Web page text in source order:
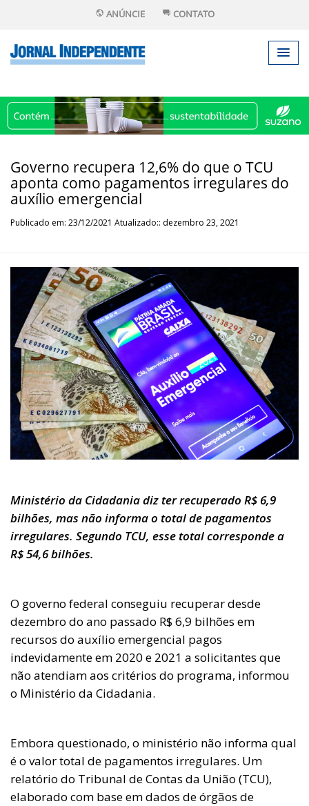
ANÚNCIE CONTATO
Governo recupera 12,6% do que o TCU
aponta como pagamentos irregulares do
auxílio emergencial
Publicado em: 23/12/2021 Atualizado:: dezembro 23, 2021
Ministério da Cidadania diz ter recuperado R$ 6,9
bilhões, mas não informa o total de pagamentos
irregulares. Segundo TCU, esse total corresponde a
R$ 54,6 bilhões.
O governo federal conseguiu recuperar desde
dezembro do ano passado R$ 6,9 bilhões em
recursos do auxílio emergencial pagos
indevidamente em 2020 e 2021 a solicitantes que
não atendiam aos critérios do programa, informou
o Ministério da Cidadania.
Embora questionado, o ministério não informa qual
é o valor total de pagamentos irregulares. Um
relatório do Tribunal de Contas da União (TCU),
elaborado com base em dados de órgãos de